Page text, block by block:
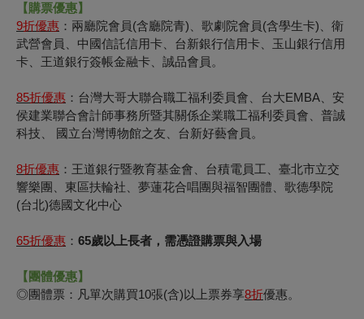
【購票優惠】
9折優惠 ：兩廳院會員(含廳院青)、歌劇院會員(含學生卡)、衛
武營會員、中國信託信用卡、台新銀行信用卡、玉山銀行信用
卡、王道銀行簽帳金融卡、誠品會員。
85折優惠 ：台灣大哥大聯合職工福利委員會、台大EMBA、安
侯建業聯合會計師事務所暨其關係企業職工福利委員會、普誠
科技、 國立台灣博物館之友、台新好藝會員。
8折優惠 ：王道銀行暨教育基金會、台積電員工、臺北市立交
響樂團、東區扶輪社、夢蓮花合唱團與福智團體、歌德學院
(台北)德國文化中心
65折優惠 ： 65歲以上長者，需憑證購票與入場
【團體優惠】
◎團體票：凡單次購買10張(含)以上票券享8折優惠。